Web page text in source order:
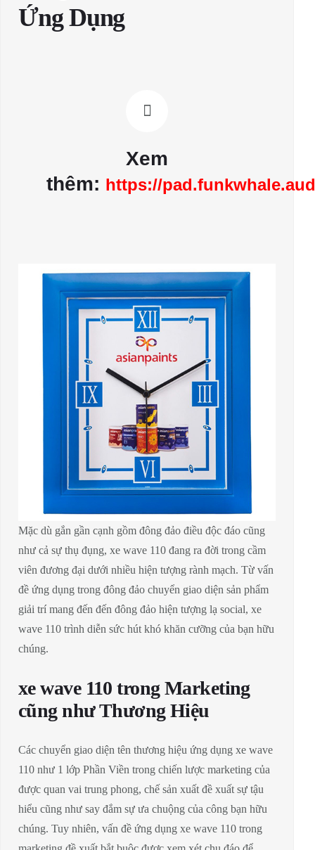
Ứng Dụng
Xem
thêm: https://
Mặc dù gắn gần cạnh gồm đông đảo điều độc đáo cũng
như cả sự thụ đụng, xe wave 110 đang ra đời trong cầm
viên đương đại dưới nhiều hiện tượng rành mạch. Từ vấn
đề ứng dụng trong đông đảo chuyển giao diện sản phẩm
giải trí mang đến đến đông đảo hiện tượng lạ social, xe
wave 110 trình diễn sức hút khó khăn cưỡng của bạn hữu
chúng.
xe wave 110 trong Marketing
cũng như Thương Hiệu
Các chuyển giao diện tên thương hiệu ứng dụng xe wave
110 như 1 lớp Phần Viền trong chiến lược marketing của
được quan vai trung phong, chế sản xuất đề xuất sự tậu
hiểu cũng như say đắm sự ưa chuộng của công bạn hữu
chúng. Tuy nhiên, vấn đề ứng dụng xe wave 110 trong